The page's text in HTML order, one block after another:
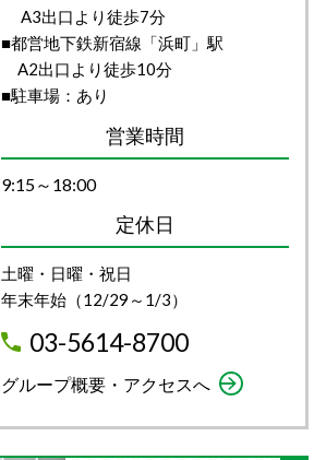
A3出口より徒歩7分
■都営地下鉄新宿線「浜町」駅
A2出口より徒歩10分
■駐車場：あり
営業時間
9:15～18:00
定休日
土曜・日曜・祝日
年末年始（12/29～1/3）
03-5614-8700
グループ概要・アクセスへ